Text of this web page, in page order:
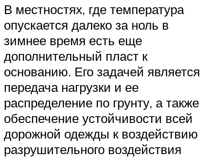
В местностях, где температура
опускается далеко за ноль в
зимнее время есть еще
дополнительный пласт к
основанию. Его задачей является
передача нагрузки и ее
распределение по грунту, а также
обеспечение устойчивости всей
дорожной одежды к воздействию
разрушительного воздействия